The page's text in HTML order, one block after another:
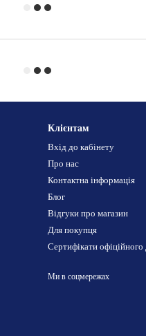
Клієнтам
Вхід до кабінету
Про нас
Контактна інформація
Блог
Відгуки про магазин
Для покупця
Сертифікати офіційного
Ми в соцмережах